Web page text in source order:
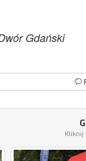
Gdański
Kliknij